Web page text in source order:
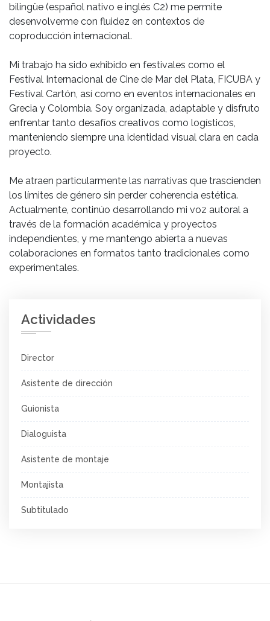
bilingüe (español nativo e inglés C2) me permite
desenvolverme con fluidez en contextos de
coproducción internacional.
Mi trabajo ha sido exhibido en festivales como el
Festival Internacional de Cine de Mar del Plata, FICUBA y
Festival Cartón, así como en eventos internacionales en
Grecia y Colombia. Soy organizada, adaptable y disfruto
enfrentar tanto desafíos creativos como logísticos,
manteniendo siempre una identidad visual clara en cada
proyecto.
Me atraen particularmente las narrativas que trascienden
los límites de género sin perder coherencia estética.
Actualmente, continúo desarrollando mi voz autoral a
través de la formación académica y proyectos
independientes, y me mantengo abierta a nuevas
colaboraciones en formatos tanto tradicionales como
experimentales.
Actividades
Director
Asistente de dirección
Guionista
Dialoguista
Asistente de montaje
Montajista
Subtitulado